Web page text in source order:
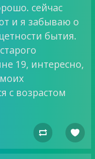
сейчас
и я забываю о
бытия.
19, интересно,
с возрастом
 